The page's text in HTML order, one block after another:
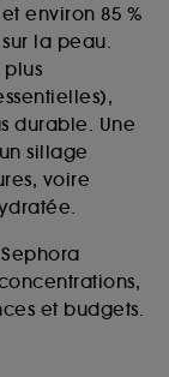
environ 85 %
la peau.
plus
durable. Une
sillage
voire
et budgets.